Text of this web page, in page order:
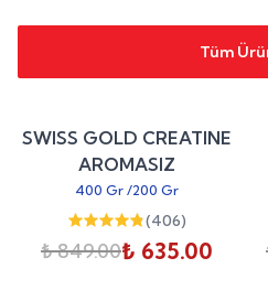
Tüm
indirim
SWISS GOLD CREATINE
AROMASIZ
400 Gr /200 Gr
(406)
₺ 849.00₺ 635.00